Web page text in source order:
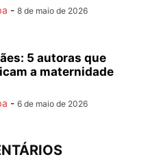
- 8 de maio de 2026
5 autoras que
a maternidade
- 6 de maio de 2026